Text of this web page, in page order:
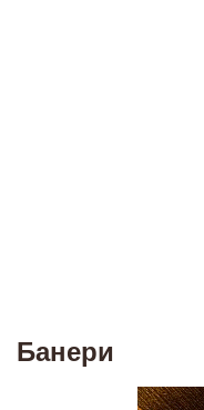
Банери